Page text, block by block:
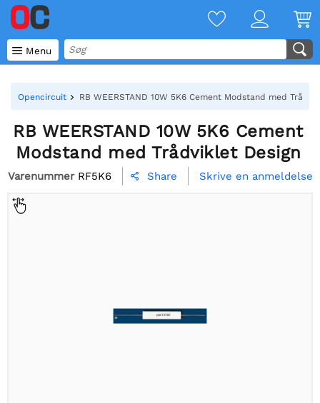
 Menu
Opencircuit RB WEERSTAND 10W 5K6 Cement Modstand med
RB WEERSTAND 10W 5K6 Cement
Modstand med Trådviklet Design
Varenummer RF5K6  Share Skrive en anmeldelse